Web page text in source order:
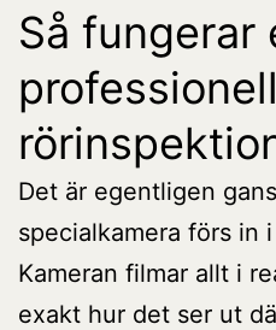
Så fungerar
professionell
Det är egentligen
specialkamera förs in
Kameran filmar allt i
exakt hur det ser ut